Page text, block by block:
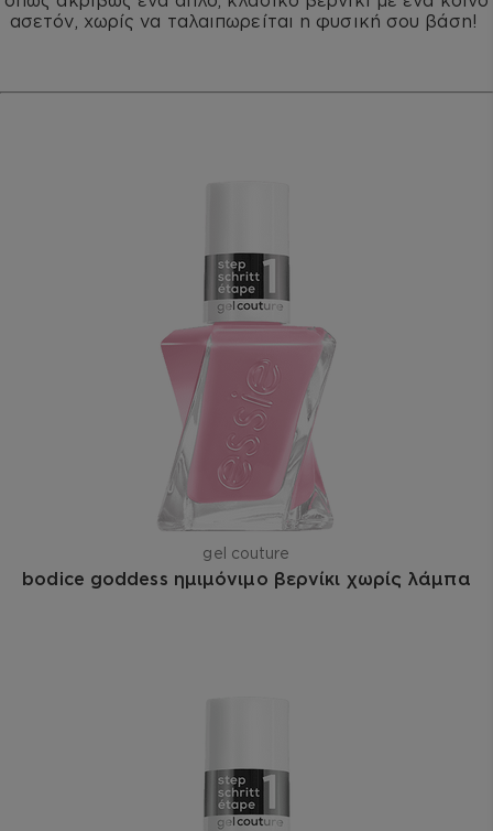
ασετόν, χωρίς να ταλαιπωρείται η φυσική σου βάση!
gel couture
bodice goddess ημιμόνιμο βερνίκι χωρίς λάμπα